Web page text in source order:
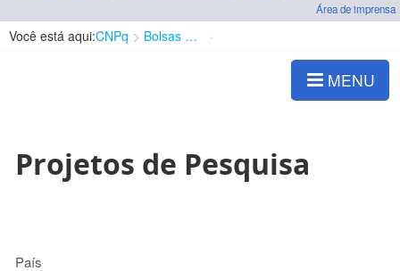
Área de imprensa
Você está aqui:CNPq Bolsas e Auxílios Vigentes
MENU
Projetos de Pesquisa
País